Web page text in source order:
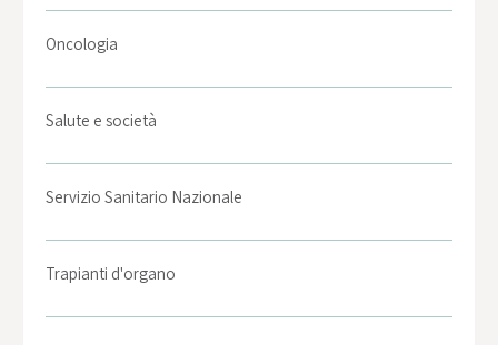
Oncologia
Salute e società
Servizio Sanitario Nazionale
Trapianti d'organo